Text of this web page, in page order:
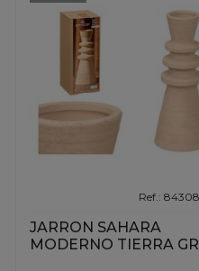
Ref.:
JARRON SAHARA
MODERNO TIERRA